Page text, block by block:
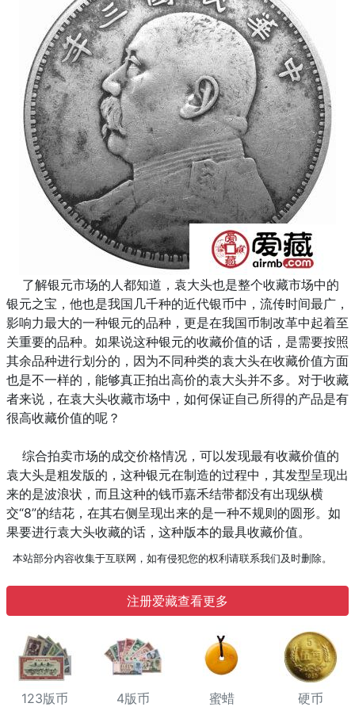
了解银元市场的人都知道，袁大头也是整个收藏市场中的
银元之宝，他也是我国几千种的近代银币中，流传时间最广，
影响力最大的一种银元的品种，更是在我国币制改革中起着至
关重要的品种。如果说这种银元的收藏价值的话，是需要按照
其余品种进行划分的，因为不同种类的袁大头在收藏价值方面
也是不一样的，能够真正拍出高价的袁大头并不多。对于收藏
者来说，在袁大头收藏市场中，如何保证自己所得的产品是有
很高收藏价值的呢？
综合拍卖市场的成交价格情况，可以发现最有收藏价值的
袁大头是粗发版的，这种银元在制造的过程中，其发型呈现出
来的是波浪状，而且这种的钱币嘉禾结带都没有出现纵横
交“8”的结花，在其右侧呈现出来的是一种不规则的圆形。如
果要进行袁大头收藏的话，这种版本的最具收藏价值。
本站部分内容收集于互联网，如有侵犯您的权利请联系我们及时删除。
注册爱藏查看更多
123版币 4版币 蜜蜡 硬币